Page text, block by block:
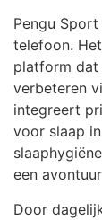
Pengu
telefoon.
platform dat
verbeteren
integreert
voor slaap
een
Door